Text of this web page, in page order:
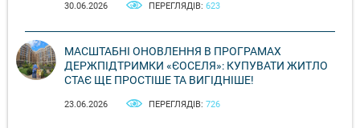
30.06.2026 ПЕРЕГЛЯДІВ: 623
МАСШТАБНІ ОНОВЛЕННЯ В ПРОГРАМАХ
ДЕРЖПІДТРИМКИ «ЄОСЕЛЯ»: КУПУВАТИ ЖИТЛО
СТАЄ ЩЕ ПРОСТІШЕ ТА ВИГІДНІШЕ!
23.06.2026 ПЕРЕГЛЯДІВ: 726